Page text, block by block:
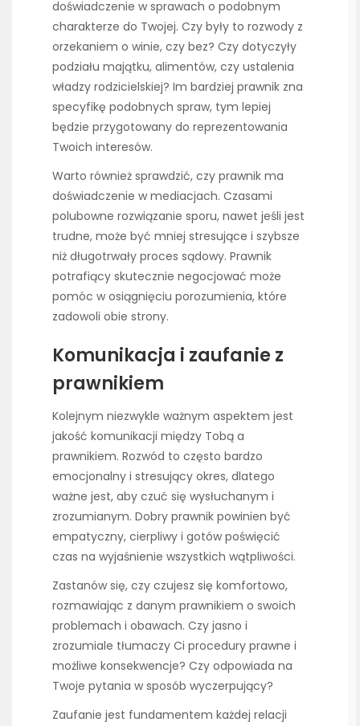
doświadczenie w sprawach o podobnym
charakterze do Twojej. Czy były to rozwody z
orzekaniem o winie, czy bez? Czy dotyczyły
podziału majątku, alimentów, czy ustalenia
władzy rodzicielskiej? Im bardziej prawnik zna
specyfikę podobnych spraw, tym lepiej
będzie przygotowany do reprezentowania
Twoich interesów.
Warto również sprawdzić, czy prawnik ma
doświadczenie w mediacjach. Czasami
polubowne rozwiązanie sporu, nawet jeśli jest
trudne, może być mniej stresujące i szybsze
niż długotrwały proces sądowy. Prawnik
potrafiący skutecznie negocjować może
pomóc w osiągnięciu porozumienia, które
zadowoli obie strony.
Komunikacja i zaufanie z
prawnikiem
Kolejnym niezwykle ważnym aspektem jest
jakość komunikacji między Tobą a
prawnikiem. Rozwód to często bardzo
emocjonalny i stresujący okres, dlatego
ważne jest, aby czuć się wysłuchanym i
zrozumianym. Dobry prawnik powinien być
empatyczny, cierpliwy i gotów poświęcić
czas na wyjaśnienie wszystkich wątpliwości.
Zastanów się, czy czujesz się komfortowo,
rozmawiając z danym prawnikiem o swoich
problemach i obawach. Czy jasno i
zrozumiale tłumaczy Ci procedury prawne i
możliwe konsekwencje? Czy odpowiada na
Twoje pytania w sposób wyczerpujący?
Zaufanie jest fundamentem każdej relacji